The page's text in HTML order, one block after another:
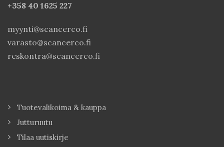
+358 40 1625 227
myynti@scancerco.fi
varasto@scancerco.fi
reskontra@scancerco.fi
Tuotevalikoima & kauppa
Jutturuutu
Tilaa uutiskirje